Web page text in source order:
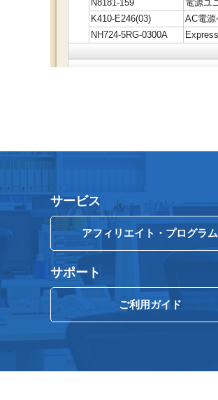
サービス
アフィリエイト・プログラム
サポート
ご利用ガイド